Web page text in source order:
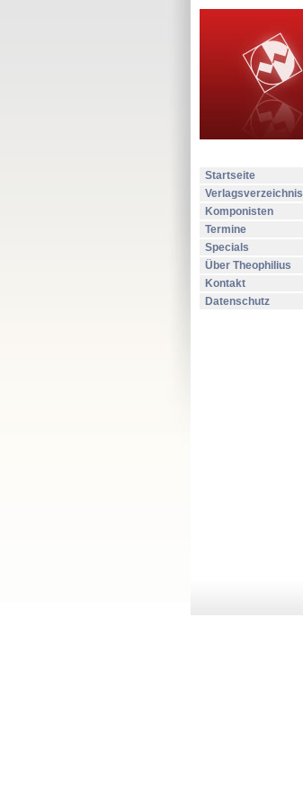
Startseite
Verlagsverzeichnis
Komponisten
Termine
Specials
Über Theophilius
Kontakt
Datenschutz